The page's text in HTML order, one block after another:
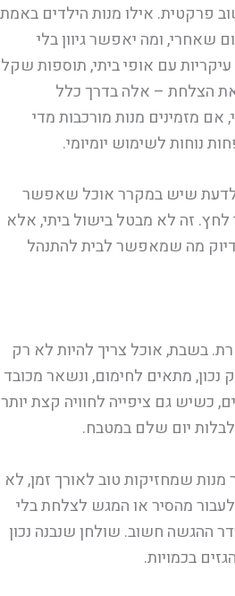
פרקטית. אילו מנות הילדים באמת
שאחרי, ומה יאפשר גיוון בלי
עם אופי ביתי, תוספות שקל
הצלחת – אלה בדרך כלל
מזמינים מנות מורכבות מדי
נוחות לשימוש יומיומי.
לדעת שיש במקרר אוכל שאפשר
לחץ. זה לא מבטל בישול ביתי, אלא
בדיוק מה שמאפשר לבית להתנהל
בשבת, אוכל צריך להיות לא רק
מתאים לחימום, ונשאר מכובד
כשיש גם ציפייה לחוויה קצת יותר
לבלות יום שלם במטבח.
שמחזיקות טוב לאורך זמן, לא
לעבור מהסיר או המגש לצלחת בלי
ההגשה חשוב. שולחן שנבנה נכון
בכמויות.